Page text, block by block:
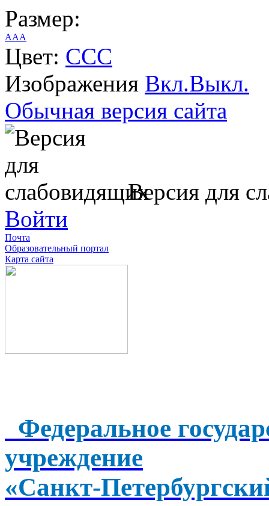
Размер:
AAA
Цвет: CCC
Изображения Вкл.Выкл.
Обычная версия сайта
Версия для
Войти
Почта
Образовательный портал
Карта сайта
Федеральное
учреждение
«Санкт-